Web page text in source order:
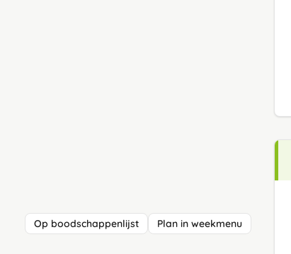
Op boodschappenlijst Plan in weekmenu